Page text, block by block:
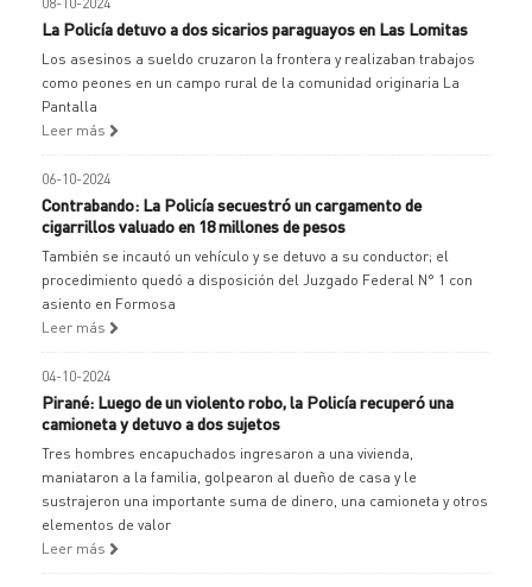
La Policía detuvo a dos sicarios paraguayos en Las Lomitas
Los asesinos a sueldo cruzaron la frontera y realizaban trabajos
como peones en un campo rural de la comunidad originaria La
Pantalla
Leer más
06-10-2024
Contrabando: La Policía secuestró un cargamento de
cigarrillos valuado en 18 millones de pesos
También se incautó un vehículo y se detuvo a su conductor; el
procedimiento quedó a disposición del Juzgado Federal N° 1 con
asiento en Formosa
Leer más
04-10-2024
Pirané: Luego de un violento robo, la Policía recuperó una
camioneta y detuvo a dos sujetos
Tres hombres encapuchados ingresaron a una vivienda,
maniataron a la familia, golpearon al dueño de casa y le
sustrajeron una importante suma de dinero, una camioneta y otros
elementos de valor
Leer más